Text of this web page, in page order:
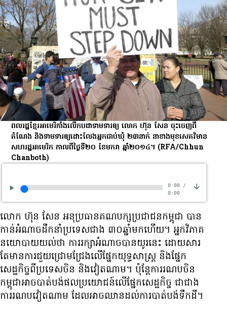
ពលរដ្ឋ​ខ្មែរ​អាមេរិកាំង​លើក​បដា​ទាមទារ​ឲ្យ លោក ហ៊ុន សែន ចុះ​ចេញ​ពី​
តំណែង និង​ទាមទារ​ឲ្យ​ដោះ​លែង​អ្នក​ជាប់​ឃុំ ២៣​នាក់ នា​ខាង​មុខ​សេតវិមាន
សហរដ្ឋ​អាមេរិក កាល​ពី​ថ្ងៃ​ទី​២០ ខែ​មករា ឆ្នាំ​២០១៤។ (RFA/Chhun
Chanboth)
0:00/
0:00
លោក ហ៊ុន សែន អនុ​ប្រធាន​គណបក្ស​ប្រជាជន​កម្ពុជា​ បាន​
កាន់​អំណាច​​ដឹក​នាំ​ប្រទេស​​​ជាង ៣០​ឆ្នាំ​មក​ហើយ។ អ្នក​វិភាគ​
នយោបាយ​​យល់​ថា ការ​រក្សា​អំណាច​បាន​យូរ​នេះ ដោយសារ​
តែ​មាន​ការ​ជួយ​ជ្រោមជ្រែង​​លើ​ផ្នែក​យុទ្ធសាស្ត្រ និង​ផ្នែក​
សេដ្ឋកិច្ច​ពី​ប្រទេស​ចិន និង​វៀតណាម។ ប៉ុន្តែ​ការ​រណប​ចិន
កម្ពុជា​អាច​បាត់​បង់​ផល​ប្រយោជន៍​​លើ​ផ្នែក​សេដ្ឋកិច្ច ជា​ជាង​
ការ​រណប​វៀតណាម ដែល​អាច​ឈាន​ដល់​ការ​​​​បាត់​បង់​ទឹក​ដី។